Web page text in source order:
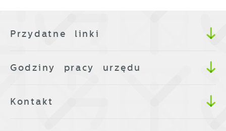
Przydatne linki
Godziny pracy urzędu
Kontakt